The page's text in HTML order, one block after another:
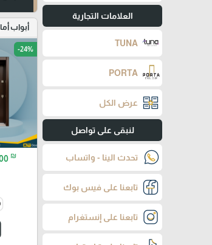
العلامات التجارية
TUNA
PORTA
عرض الكل
لنبقى على تواصل
تحدث الينا - واتساب
تابعنا على فيس بوك
تابعنا على إنستغرام
أبواب
-24%
₪